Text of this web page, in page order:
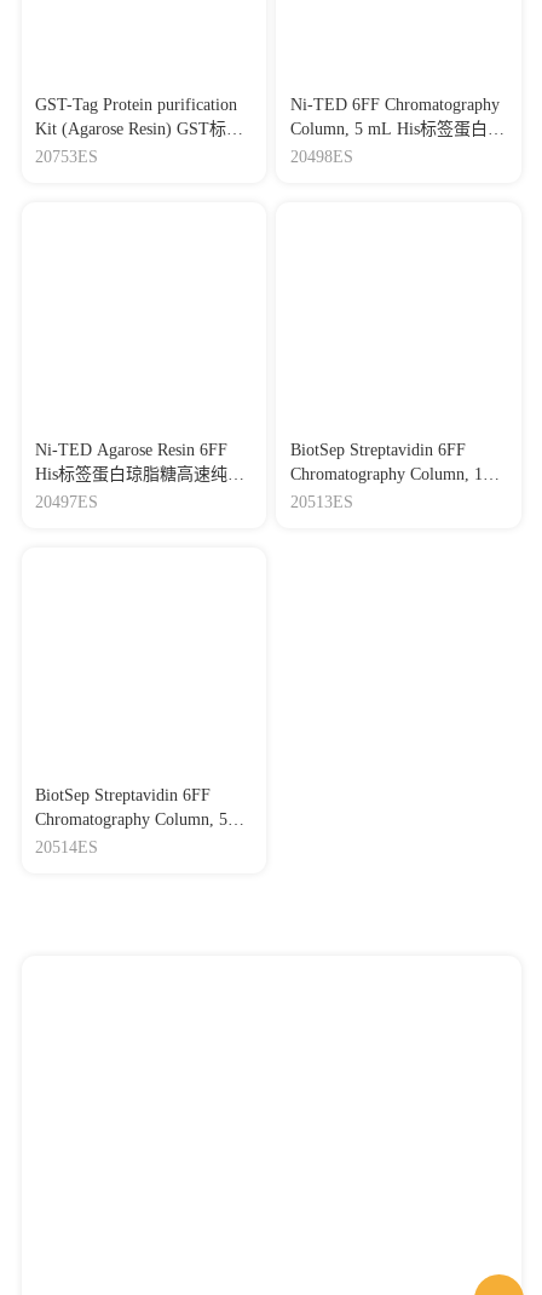
GST-Tag Protein purification
Kit (Agarose Resin) GST标签
蛋白纯化试剂盒（琼脂糖树
20753ES
Ni-TED 6FF Chromatography
Column, 5 mL His标签蛋白纯
化预装柱，5 mL
20498ES
Ni-TED Agarose Resin 6FF
His标签蛋白琼脂糖高速纯化
树脂
20497ES
BiotSep Streptavidin 6FF
Chromatography Column, 1
mL 生物素分子纯化预装柱，
20513ES
BiotSep Streptavidin 6FF
Chromatography Column, 5
mL 生物素分子纯化预装柱，
20514ES